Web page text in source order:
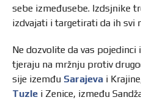
sebe izmeđusebe. Izdsjnike
izdvajati i targetirati da ih svi
Ne dozvolite da vas pojedinci
tjeraju na mržnju protiv
sije izemđu Sarajevai
Tuzlei Zenice, između